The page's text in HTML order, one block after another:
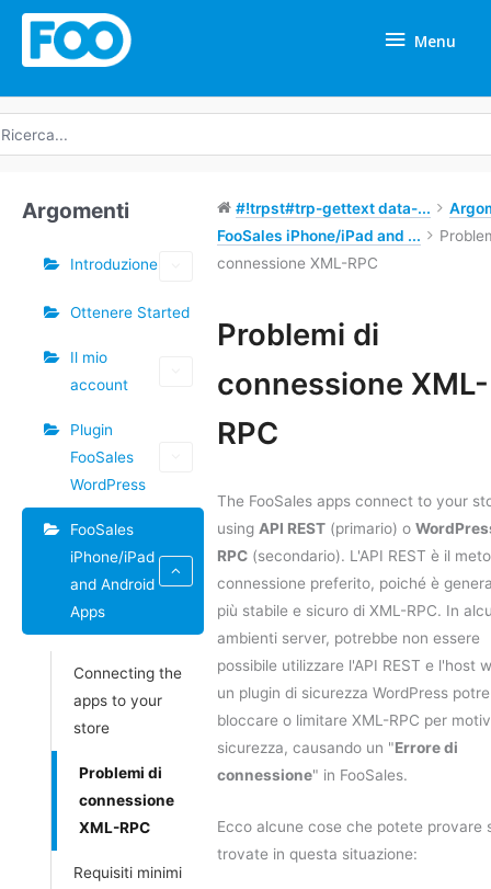
Menu
Argomenti
Introduzione
Ottenere Started
Il mio
account
Plugin
FooSales
WordPress
FooSales
iPhone/iPad
and Android
Apps
Connecting the
apps to your
store
Problemi di
connessione
XML-RPC
Requisiti minimi
#!trpst#trp-gettext data-...
FooSales iPhone/iPad and ...
connessione XML-RPC
Problemi di
connessione XML-
RPC
The FooSales apps connect to your
using API REST (primario) o
RPC (secondario). L'API REST è il
connessione preferito, poiché è
più stabile e sicuro di XML-RPC. In
ambienti server, potrebbe non essere
possibile utilizzare l'API REST e l'host
un plugin di sicurezza WordPress
bloccare o limitare XML-RPC per
sicurezza, causando un "Errore di
connessione" in FooSales.
Ecco alcune cose che potete provare
trovate in questa situazione:
Tag
tra
documenti